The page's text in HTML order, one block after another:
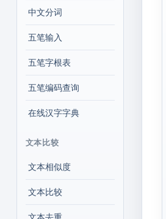
中文分词
五笔输入
五笔字根表
五笔编码查询
在线汉字字典
文本比较
文本相似度
文本比较